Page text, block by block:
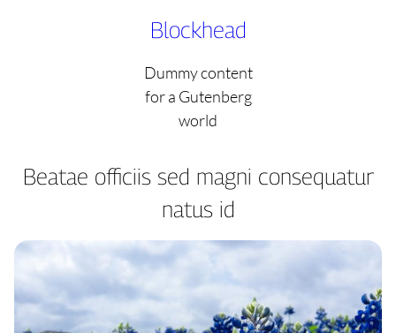
Blockhead
Dummy content
for a Gutenberg
world
Beatae officiis sed magni consequatur
natus id